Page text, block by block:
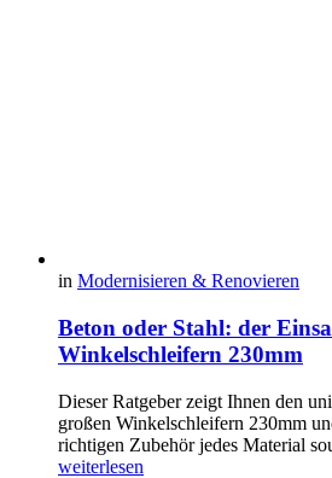
in Modernisieren & Renovieren
Beton oder Stahl: der
Winkelschleifern 230mm
Dieser Ratgeber zeigt Ihnen den
großen Winkelschleifern 230mm
richtigen Zubehör jedes Material
weiterlesen